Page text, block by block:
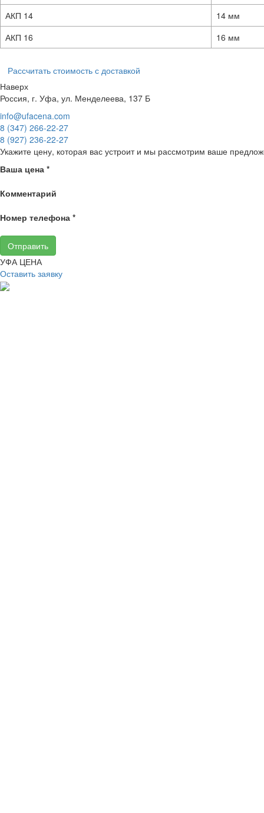
АКП 14
14 мм
АКП 16
16 мм
Рассчитать стоимость с доставкой
Наверх
Россия, г. Уфа, ул. Менделеева, 137 Б
info@ufacena.com
8 (347) 266‑22‑27
8 (927) 236‑22‑27
Укажите цену, которая вас устроит и мы рассмотрим ваше
Ваша цена *
Комментарий
Номер телефона *
Отправить
УФА ЦЕНА
Оставить заявку